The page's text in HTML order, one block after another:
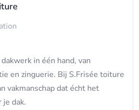
in één hand, van
en zinguerie. Bij S.Frisée toiture
vakmanschap dat écht het
je dak.